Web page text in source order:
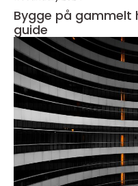
Bygge på gammelt
guide